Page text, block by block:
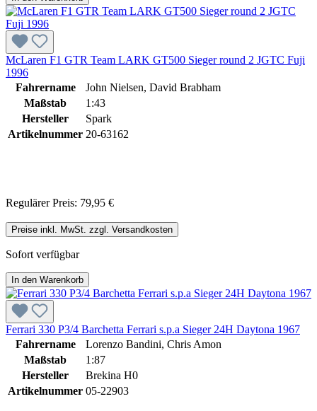
McLaren F1 GTR Team LARK GT500 Sieger round 2 JGTC Fuji
1996
Fahrername
John Nielsen, David Brabham
Maßstab
1:43
Hersteller
Spark
Artikelnummer 20-63162
Regulärer Preis: 79,95 €
Preise inkl. MwSt. zzgl. Versandkosten
Sofort verfügbar
In den Warenkorb
Ferrari 330 P3/4 Barchetta Ferrari s.p.a Sieger 24H Daytona 1967
Fahrername
Lorenzo Bandini, Chris Amon
Maßstab
1:87
Hersteller
Brekina H0
Artikelnummer 05-22903